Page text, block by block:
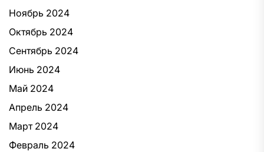
Ноябрь 2024
Октябрь 2024
Сентябрь 2024
Июнь 2024
Май 2024
Апрель 2024
Март 2024
Февраль 2024